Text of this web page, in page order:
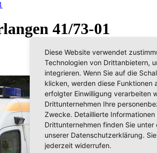
41/73-01
Diese Website verwendet
Technologien von Drittanbietern,
integrieren. Wenn Sie auf die
klicken, werden diese
erfolgter Einwilligung verarbeiten
Drittunternehmen Ihre
Zwecke. Detaillierte
Drittunternehmen finden Sie unter
unserer Datenschutzerklärung.
jederzeit widerrufen.